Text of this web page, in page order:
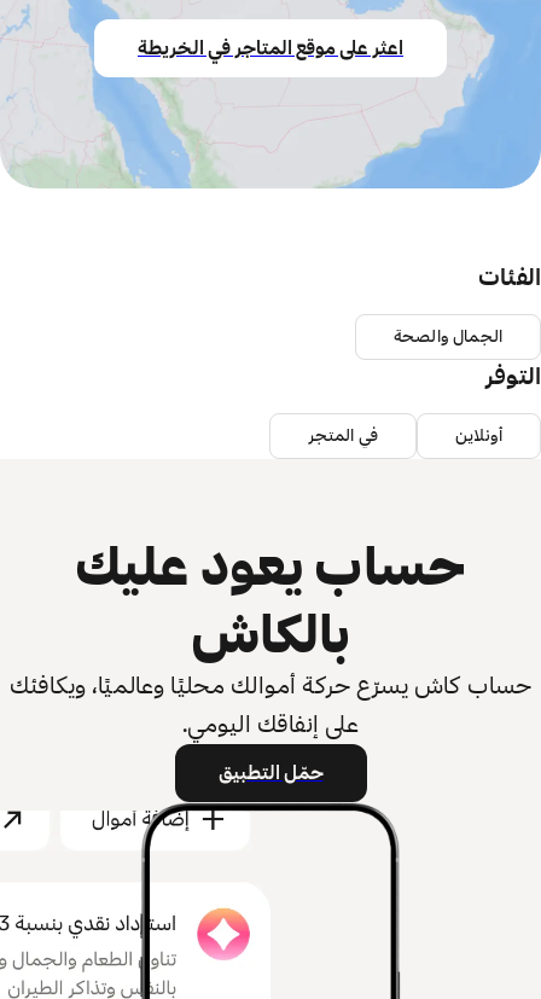
اعثر على موقع المتاجر في الخريطة
الفئات
الجمال والصحة
التوفر
أونلاين في المتجر
حساب يعود عليك
بالكاش
حساب كاش يسرّع حركة أموالك محليًا وعالميًا، ويكافئك
على إنفاقك اليومي.
حمّل التطبيق